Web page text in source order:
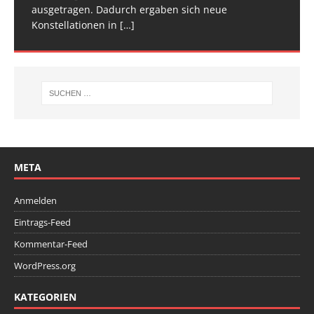
ausgetragen. Dadurch ergaben sich neue
Konstellationen in […]
Wettkampfwochenende: Am Samstag standen die
Deutschen[…]
META
Anmelden
Eintrags-Feed
Kommentar-Feed
WordPress.org
KATEGORIEN